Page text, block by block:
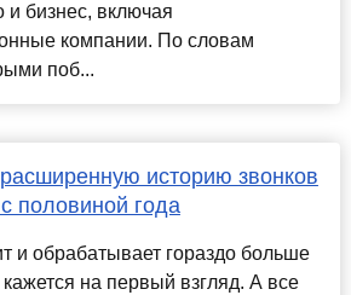
и бизнес, включая
компании. По словам
поб...
историю звонков
половиной года
и обрабатывает гораздо больше
на первый взгляд. А все